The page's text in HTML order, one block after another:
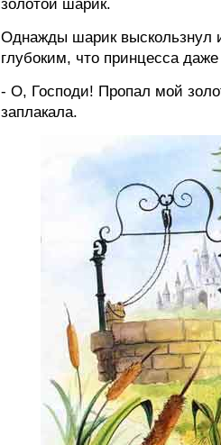
золотой шарик.
Однажды шарик выскользнул
глубоким, что принцесса
- О, Господи! Пропал мой
заплакала.